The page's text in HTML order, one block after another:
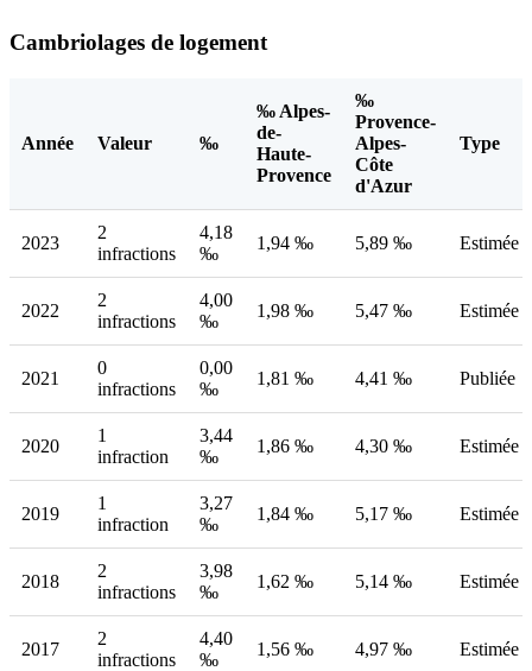
Cambriolages de logement
Année Valeur ‰
‰ Alpes-
de-
Haute-
Provence
‰
Provence-
Alpes-
Côte
d'Azur
Type
2023
2
infractions
4,18
‰
1,94 ‰ 5,89 ‰ Estimée
2022
2
infractions
4,00
‰
1,98 ‰ 5,47 ‰ Estimée
2021
0
infractions
0,00
‰
1,81 ‰ 4,41 ‰ Publiée
2020
1
infraction
3,44
‰
1,86 ‰ 4,30 ‰ Estimée
2019
1
infraction
3,27
‰
1,84 ‰ 5,17 ‰ Estimée
2018
2
infractions
3,98
‰
1,62 ‰ 5,14 ‰ Estimée
2017
2
infractions
4,40
‰
1,56 ‰ 4,97 ‰ Estimée